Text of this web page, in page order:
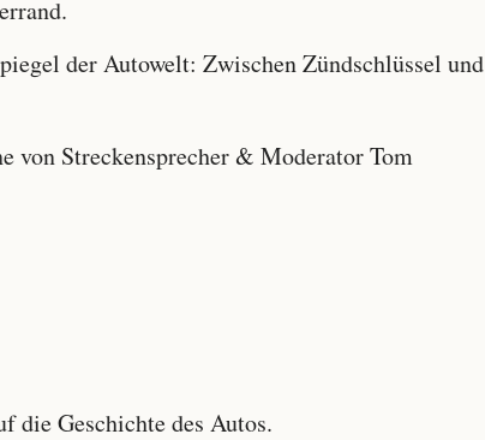
der Autowelt: Zwischen Zündschlüssel und
Streckensprecher & Moderator Tom
Geschichte des Autos.